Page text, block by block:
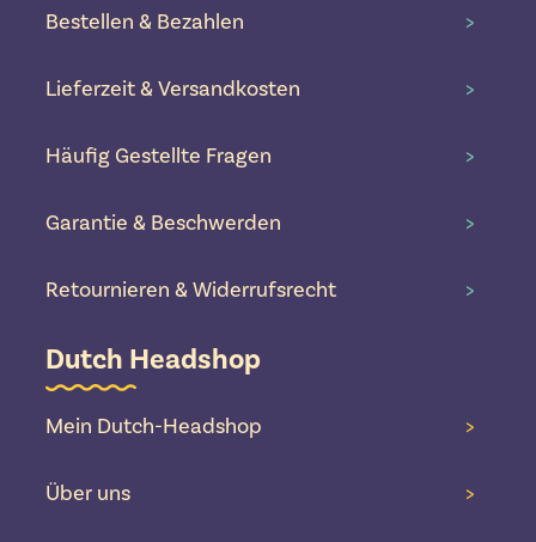
Bestellen & Bezahlen >
Lieferzeit & Versandkosten >
Häufig Gestellte Fragen >
Garantie & Beschwerden >
Retournieren & Widerrufsrecht >
Dutch Headshop
Mein Dutch-Headshop >
Über uns >